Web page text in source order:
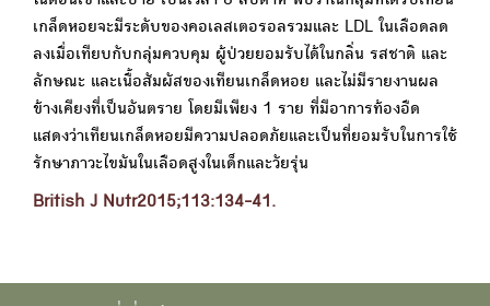
เกล็ดหอยจะมีระดับของคอเลสเตอรอลรวมและ LDL ในเลือดลด
ลงเมื่อเทียบกับกลุ่มควบคุม ผู้ป่วยยอมรับได้ในกลิ่น รสชาติ และ
ลักษณะ และเนื้อสัมผัสของเทียนเกล็ดหอย และไม่มีรายงานผล
ข้างเคียงที่เป็นอันตราย โดยมีเพียง 1 ราย ที่มีอาการท้องอืด
แสดงว่าเทียนเกล็ดหอยมีความปลอดภัยและเป็นที่ยอมรับในการใช้
รักษาภาวะไขมันในเลือดสูงในเด็กและวัยรุ่น
British J Nutr2015;113:134-41.